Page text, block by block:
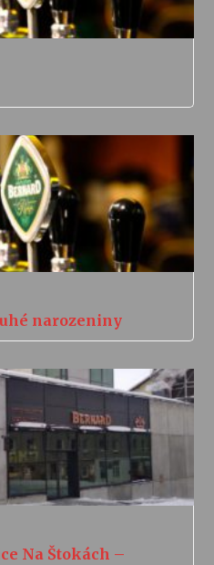
narozeniny
Na Štokách –